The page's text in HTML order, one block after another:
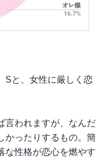
Sと、女性に厳しく恋
言われますが、なんだ
かったりするもの。簡
な性格が恋心を燃やす